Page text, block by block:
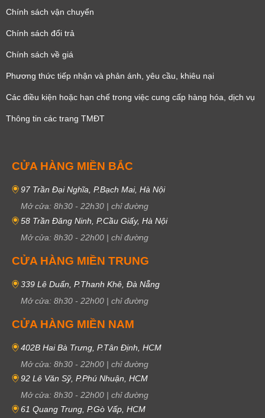
Chính sách vận chuyển
Chính sách đổi trả
Chính sách về giá
Phương thức tiếp nhận và phản ánh, yêu cầu, khiêu nại
Các điều kiện hoặc hạn chế trong việc cung cấp hàng hóa, dịch vụ
Thông tin các trang TMĐT
CỬA HÀNG MIỀN BẮC
97 Trần Đại Nghĩa, P.Bạch Mai, Hà Nội
Mở cửa: 8h30 - 22h30 | chỉ đường
58 Trần Đăng Ninh, P.Cầu Giấy, Hà Nội
Mở cửa: 8h30 - 22h00 | chỉ đường
CỬA HÀNG MIỀN TRUNG
339 Lê Duẩn, P.Thanh Khê, Đà Nẵng
Mở cửa: 8h30 - 22h00 | chỉ đường
CỬA HÀNG MIỀN NAM
402B Hai Bà Trưng, P.Tân Định, HCM
Mở cửa: 8h30 - 22h00 | chỉ đường
92 Lê Văn Sỹ, P.Phú Nhuận, HCM
Mở cửa: 8h30 - 22h00 | chỉ đường
61 Quang Trung, P.Gò Vấp, HCM